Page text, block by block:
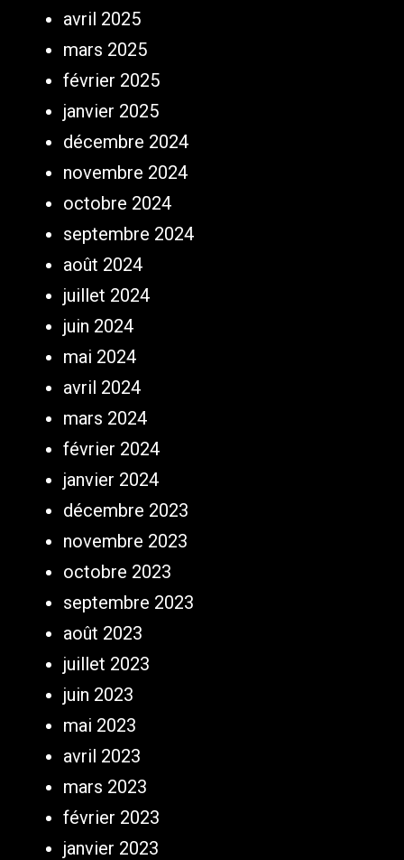
avril 2025
mars 2025
février 2025
janvier 2025
décembre 2024
novembre 2024
octobre 2024
septembre 2024
août 2024
juillet 2024
juin 2024
mai 2024
avril 2024
mars 2024
février 2024
janvier 2024
décembre 2023
novembre 2023
octobre 2023
septembre 2023
août 2023
juillet 2023
juin 2023
mai 2023
avril 2023
mars 2023
février 2023
janvier 2023